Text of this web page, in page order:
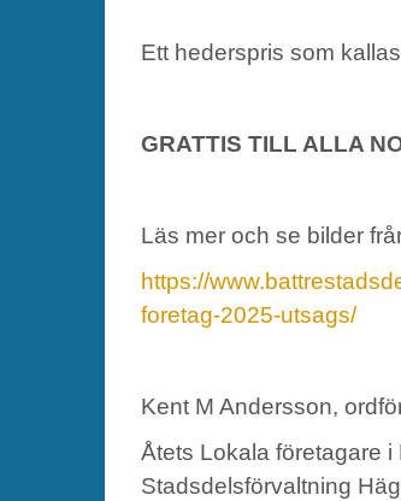
Ett hederspris som
GRATTIS TILL ALLA
Läs mer och se bilder
https://
foretag-2025-utsags/
Kent M Andersson,
Åtets Lokala företagare
Stadsdelsförvaltning